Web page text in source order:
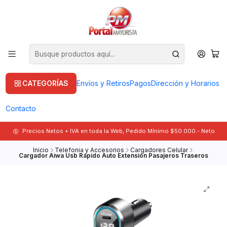
CATEGORÍAS Envíos y RetirosPagosDirección y Horarios
Contacto
Precios Netos + IVA en toda la Web, Pedido Mínimo $50.000.- Neto
Inicio Telefonia y Accesorios Cargadores Celular
Cargador Aiwa Usb Rápido Auto Extensión Pasajeros Traseros